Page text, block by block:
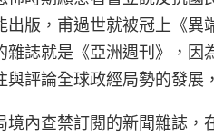
出版，甫過世就被冠上《
雜誌就是《亞洲週刊》，
評論全球政經局勢的發展
境內查禁訂閱的新聞雜誌